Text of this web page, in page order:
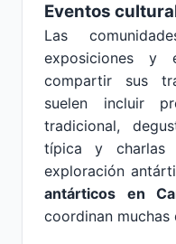
Eventos
Las
exposiciones y
compartir sus
suelen incluir
tradicional,
típica y
exploración
antárticos en
coordinan muchas